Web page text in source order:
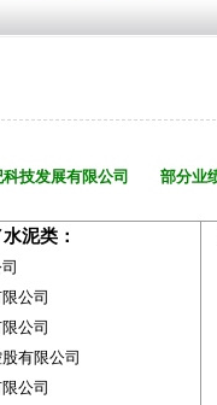
发展有限公司 部分业
泥类：
公司
公司
有限公司
公司